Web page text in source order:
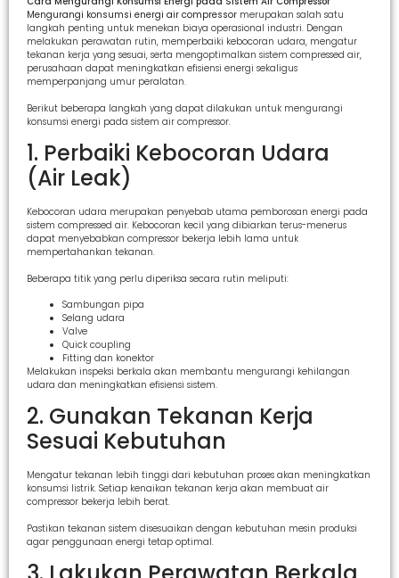
Mengurangi konsumsi energi air compressor merupakan salah satu
langkah penting untuk menekan biaya operasional industri. Dengan
melakukan perawatan rutin, memperbaiki kebocoran udara, mengatur
tekanan kerja yang sesuai, serta mengoptimalkan sistem compressed air,
perusahaan dapat meningkatkan efisiensi energi sekaligus
memperpanjang umur peralatan.
Berikut beberapa langkah yang dapat dilakukan untuk mengurangi
konsumsi energi pada sistem air compressor.
1. Perbaiki Kebocoran Udara
(Air Leak)
Kebocoran udara merupakan penyebab utama pemborosan energi pada
sistem compressed air. Kebocoran kecil yang dibiarkan terus-menerus
dapat menyebabkan compressor bekerja lebih lama untuk
mempertahankan tekanan.
Beberapa titik yang perlu diperiksa secara rutin meliputi:
Sambungan pipa
Selang udara
Valve
Quick coupling
Fitting dan konektor
Melakukan inspeksi berkala akan membantu mengurangi kehilangan
udara dan meningkatkan efisiensi sistem.
2. Gunakan Tekanan Kerja
Sesuai Kebutuhan
Mengatur tekanan lebih tinggi dari kebutuhan proses akan meningkatkan
konsumsi listrik. Setiap kenaikan tekanan kerja akan membuat air
compressor bekerja lebih berat.
Pastikan tekanan sistem disesuaikan dengan kebutuhan mesin produksi
agar penggunaan energi tetap optimal.